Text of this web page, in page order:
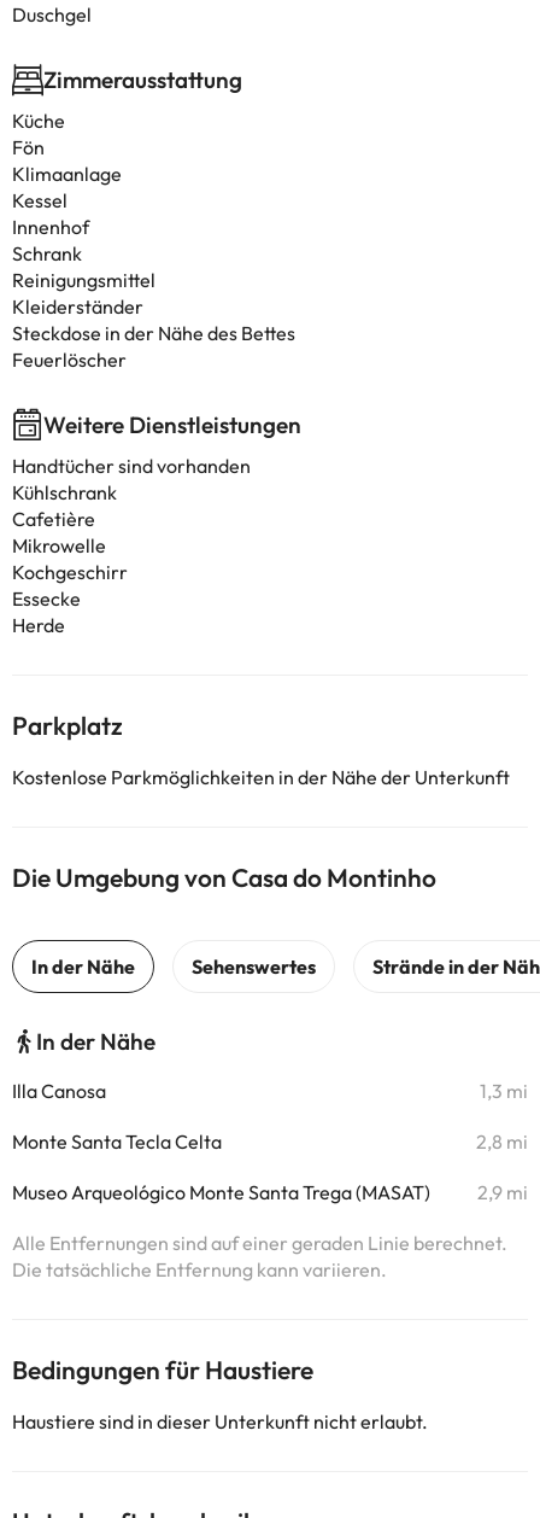
Duschgel
Zimmerausstattung
Küche
Fön
Klimaanlage
Kessel
Innenhof
Schrank
Reinigungsmittel
Kleiderständer
Steckdose in der Nähe des Bettes
Feuerlöscher
Weitere Dienstleistungen
Handtücher sind vorhanden
Kühlschrank
Cafetière
Mikrowelle
Kochgeschirr
Essecke
Herde
Parkplatz
Kostenlose Parkmöglichkeiten in der Nähe der Unterkunft
Die Umgebung von Casa do Montinho
In der Nähe
Illa Canosa 1,3 mi
Monte Santa Tecla Celta 2,8 mi
Museo Arqueológico Monte Santa Trega (MASAT) 2,9 mi
Alle Entfernungen sind auf einer geraden Linie berechnet.
Die tatsächliche Entfernung kann variieren.
Bedingungen für Haustiere
Haustiere sind in dieser Unterkunft nicht erlaubt.